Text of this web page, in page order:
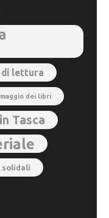
di lettura
dei libri
Tasca
solidali